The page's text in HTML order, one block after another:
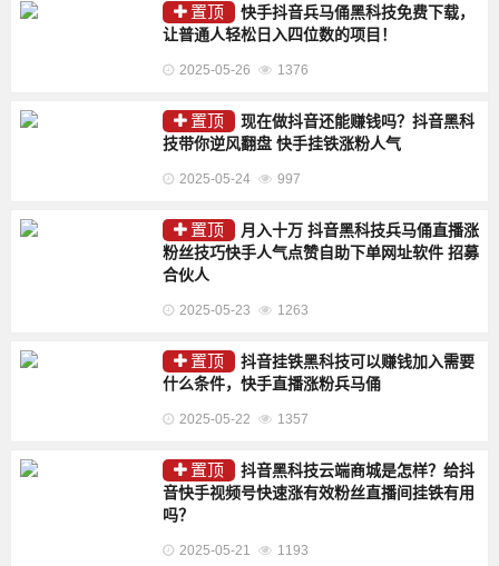
置顶
快手抖音兵马俑黑科技免费下载，
让普通人轻松日入四位数的项目！
2025-05-26 1376
置顶
现在做抖音还能赚钱吗？抖音黑科
技带你逆风翻盘 快手挂铁涨粉人气
2025-05-24 997
置顶
月入十万 抖音黑科技兵马俑直播涨
粉丝技巧快手人气点赞自助下单网址软件 招募
合伙人
2025-05-23 1263
置顶
抖音挂铁黑科技可以赚钱加入需要
什么条件，快手直播涨粉兵马俑
2025-05-22 1357
置顶
抖音黑科技云端商城是怎样？给抖
音快手视频号快速涨有效粉丝直播间挂铁有用
吗？
2025-05-21 1193